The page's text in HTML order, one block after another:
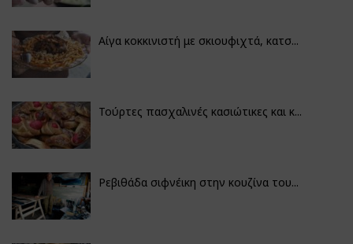
Αίγα κοκκινιστή με σκιουφιχτά, κατσ...
Τούρτες πασχαλινές κασιώτικες και κ...
Ρεβιθάδα σιφνέικη στην κουζίνα του...